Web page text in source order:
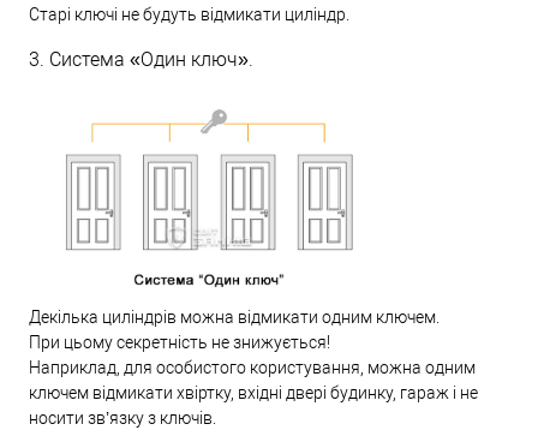
Старі ключі не будуть відмикати циліндр.
3. Система «Один ключ».
Декілька циліндрів можна відмикати одним ключем.
При цьому секретність не знижується!
Наприклад, для особистого користування, можна одним
ключем відмикати хвіртку, вхідні двері будинку, гараж і не
носити зв’язку з ключів.